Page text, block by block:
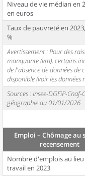
Niveau de vie médian en
en euros
Taux de pauvreté en
%
Avertissement : Pour des
manquante (vm), certains
de l'absence de données de
disponible (voir les données
Sources : Insee-DGFiP-
géographie au 01/01/2026
Emploi – Chômage au
recensement
Nombre d'emplois au
travail en 2023